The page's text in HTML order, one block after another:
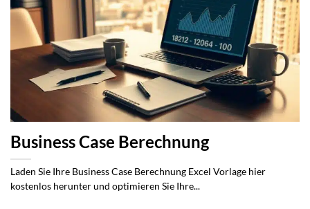
Business Case Berechnung
Laden Sie Ihre Business Case Berechnung Excel Vorlage hier
kostenlos herunter und optimieren Sie Ihre...